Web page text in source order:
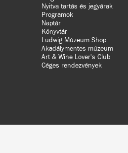
Nyitva tartás és jegyárak
Programok
Naptár
Könyvtár
Ludwig Múzeum Shop
Akadálymentes múzeum
Art & Wine Lover's Club
Céges rendezvények